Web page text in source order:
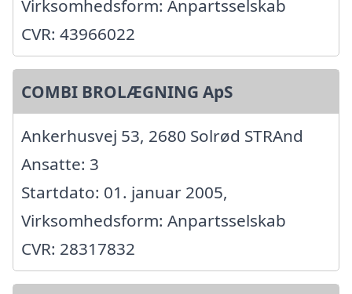
Virksomhedsform: Anpartsselskab
CVR: 43966022
COMBI BROLÆGNING ApS
Ankerhusvej 53, 2680 Solrød STRAnd
Ansatte: 3
Startdato: 01. januar 2005,
Virksomhedsform: Anpartsselskab
CVR: 28317832